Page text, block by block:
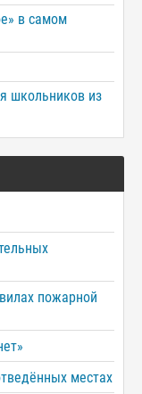
в самом
школьников из
пожарной
местах